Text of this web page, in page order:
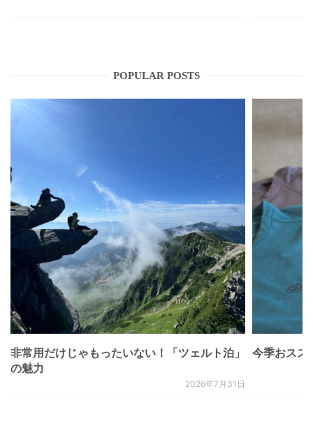
POPULAR POSTS
非常用だけじゃもったいない！「ツェルト泊」
の魅力
2026年7月31日
今季おスス